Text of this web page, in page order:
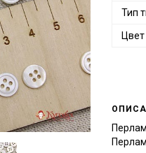
Тип
Цвет